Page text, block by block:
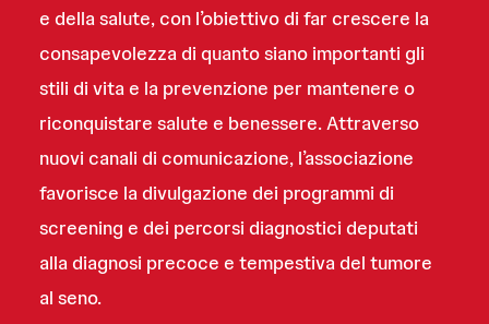
e della salute, con l’obiettivo di far crescere la
consapevolezza di quanto siano importanti gli
stili di vita e la prevenzione per mantenere o
riconquistare salute e benessere. Attraverso
nuovi canali di comunicazione, l’associazione
favorisce la divulgazione dei programmi di
screening e dei percorsi diagnostici deputati
alla diagnosi precoce e tempestiva del tumore
al seno.